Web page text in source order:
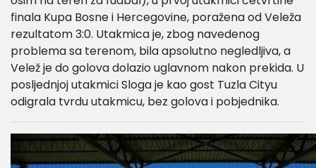
finala Kupa Bosne i Hercegovine, poražena od Veleža
rezultatom 3:0. Utakmica je, zbog navedenog
problema sa terenom, bila apsolutno negledljiva, a
Velež je do golova dolazio uglavnom nakon prekida. U
posljednjoj utakmici Sloga je kao gost Tuzla Cityu
odigrala tvrdu utakmicu, bez golova i pobjednika.